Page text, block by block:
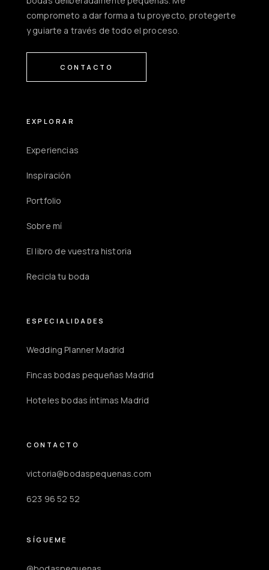
comprometo a dar forma a tu proyecto, protegerte
y guiarte a través de todo el proceso.
CONTACTO
EXPLORAR
Experiencias
Inspiración
Portfolio
Sobre mí
El libro de vuestra historia
Recicla tu boda
ESPECIALIDADES
Wedding Planner Madrid
Fincas bodas pequeñas Madrid
Hoteles bodas íntimas Madrid
CONTACTO
victoria@bodaspequenas.com
623 96 52 52
SÍGUEME